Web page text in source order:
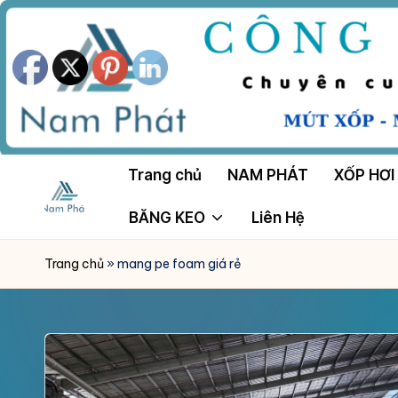
Skip
to
M
Ú
X
Ố
Ty
Tnhh
Xuất
Mút
Xốp
Trang chủ NAM PHÁT XỐP HƠI
BĂNG KEO Liên Hệ
Trang chủ»mang pe foam giá rẻ